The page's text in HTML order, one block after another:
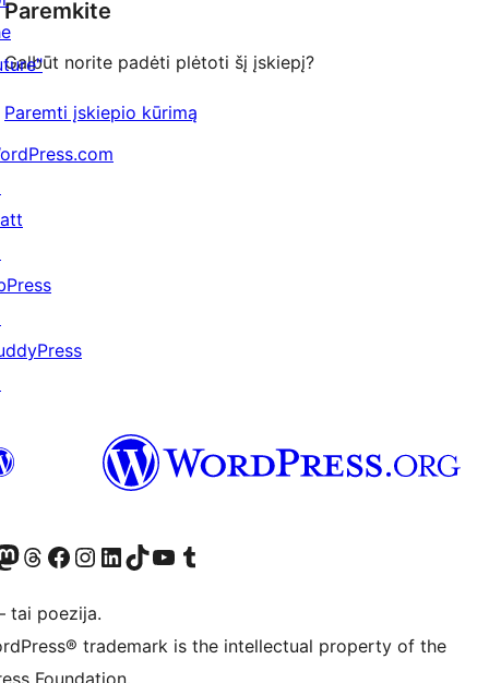
Paremkite
Galbūt norite padėti plėtoti šį įskiepį?
Paremti įskiepio kūrimą
account
mūsų Bluesky paskyroje
our Mastodon account
Apsilankykite mūsų Threads paskyroje
Visit our Facebook page
Visit our Instagram account
Visit our LinkedIn account
Apsilankykite mūsų TikTok paskyroje
Visit our YouTube channel
Apsilankykite mūsų Tumblr paskyroje
tai poezija.
trademark is the intellectual property of the